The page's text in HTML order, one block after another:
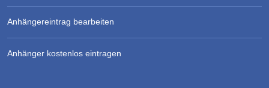
Anhängereintrag bearbeiten
Anhänger kostenlos eintragen